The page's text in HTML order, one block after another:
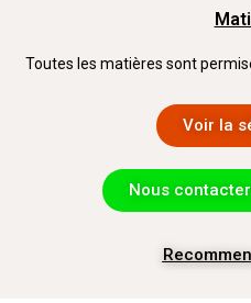
Toutes les matières sont
Voir la
Nous